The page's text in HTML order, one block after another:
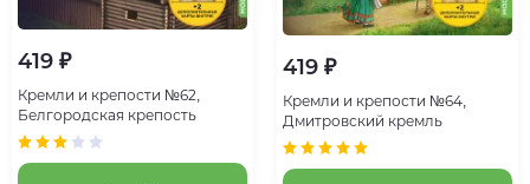
419 ₽
Кремли и крепости №62,
Белгородская крепость
419 ₽
Кремли и крепости №64,
Дмитровский кремль